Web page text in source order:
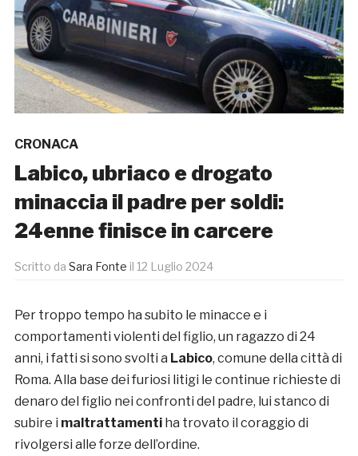
CRONACA
Labico, ubriaco e drogato
minaccia il padre per soldi:
24enne finisce in carcere
Scritto da Sara Fonte il 12 Luglio 2024
Per troppo tempo ha subito le minacce e i
comportamenti violenti del figlio, un ragazzo di 24
anni, i fatti si sono svolti a Labico, comune della città di
Roma. Alla base dei furiosi litigi le continue richieste di
denaro del figlio nei confronti del padre, lui stanco di
subire i maltrattamentiha trovato il coraggio di
rivolgersi alle forze dell’ordine.